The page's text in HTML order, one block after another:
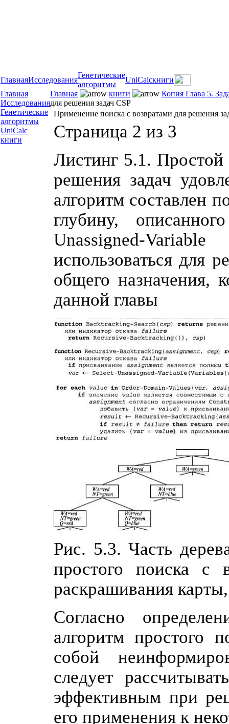
ГлавнаяИсследования
Генетические
алгоритмы
UniCalcкниги
Главная
Исследования
Генетические
алгоритмы
UniCalc
книги
Главная книги
Копия Глава 5.
для решения задач CSP
Применение поиска с возвратами для решения
Страница 2 из 3
Листинг 5.1. Простой
решения задач
алгоритм составлен
глубину,
Unassigned-
использоваться для
общего назначения,
данной главы
Рис. 5.3. Часть
простого поиска с
раскрашивания
Согласно
алгоритм простого
собой
следует
эффективным при
его применения к